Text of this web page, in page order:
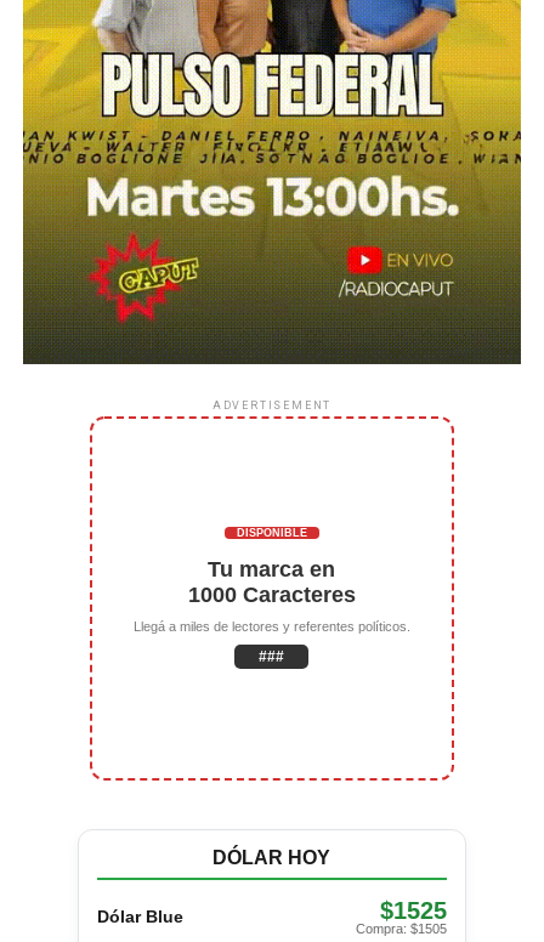
ADVERTISEMENT
DISPONIBLE
Tu marca en
1000 Caracteres
Llegá a miles de lectores y referentes políticos.
###
DÓLAR HOY
Dólar Blue $1525
Compra: $1505